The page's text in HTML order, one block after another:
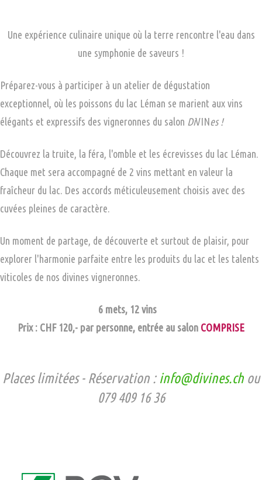
Une expérience culinaire unique où la terre rencontre l'eau dans
une symphonie de saveurs !
Préparez-vous à participer à un atelier de dégustation
exceptionnel, où les poissons du lac Léman se marient aux vins
élégants et expressifs des vigneronnes du salon DiVINes !
Découvrez la truite, la féra, l'omble et les écrevisses du lac Léman.
Chaque met sera accompagné de 2 vins mettant en valeur la
fraîcheur du lac. Des accords méticuleusement choisis avec des
cuvées pleines de caractère.
Un moment de partage, de découverte et surtout de plaisir, pour
explorer l'harmonie parfaite entre les produits du lac et les talents
viticoles de nos divines vigneronnes.
6 mets, 12 vins
Prix : CHF 120,- par personne, entrée au salon COMPRISE
Places limitées - Réservation : info@divines.ch ou
079 409 16 36